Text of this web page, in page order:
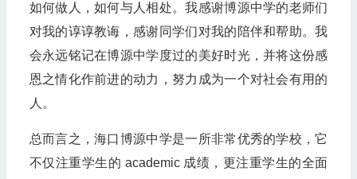
如何做人，如何与人相处。我感谢博源中学的老师们
对我的谆谆教诲，感谢同学们对我的陪伴和帮助。我
会永远铭记在博源中学度过的美好时光，并将这份感
恩之情化作前进的动力，努力成为一个对社会有用的
人。
总而言之，海口博源中学是一所非常优秀的学校，它
不仅注重学生的 academic 成绩，更注重学生的全面